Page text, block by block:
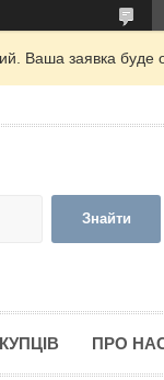
Ваша заявка
Знайти
ПРО